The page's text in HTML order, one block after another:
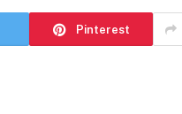
Pinterest